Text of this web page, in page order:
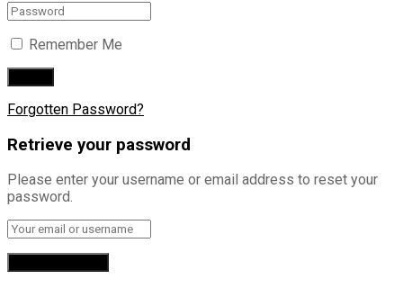
Remember Me
Forgotten Password?
Retrieve your password
Please enter your username or email address to reset your
password.